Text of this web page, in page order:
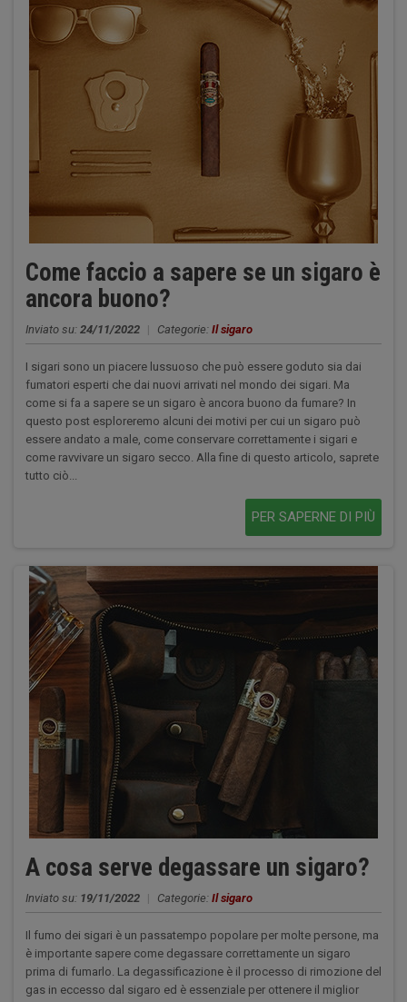
Come faccio a sapere se un sigaro è
ancora buono?
Inviato su: 24/11/2022 | Categorie: Il sigaro
I sigari sono un piacere lussuoso che può essere goduto sia dai
fumatori esperti che dai nuovi arrivati nel mondo dei sigari. Ma
come si fa a sapere se un sigaro è ancora buono da fumare? In
questo post esploreremo alcuni dei motivi per cui un sigaro può
essere andato a male, come conservare correttamente i sigari e
come ravvivare un sigaro secco. Alla fine di questo articolo, saprete
tutto ciò...
PER SAPERNE DI PIÙ
A cosa serve degassare un sigaro?
Inviato su: 19/11/2022 | Categorie: Il sigaro
Il fumo dei sigari è un passatempo popolare per molte persone, ma
è importante sapere come degassare correttamente un sigaro
prima di fumarlo. La degassificazione è il processo di rimozione del
gas in eccesso dal sigaro ed è essenziale per ottenere il miglior